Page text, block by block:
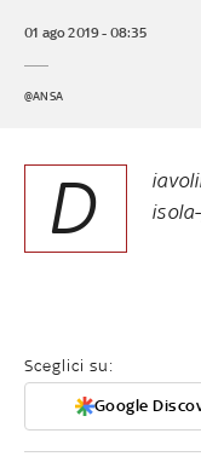
01 ago 2019 - 08:35
@ANSA
D
Sceglici su:
Google